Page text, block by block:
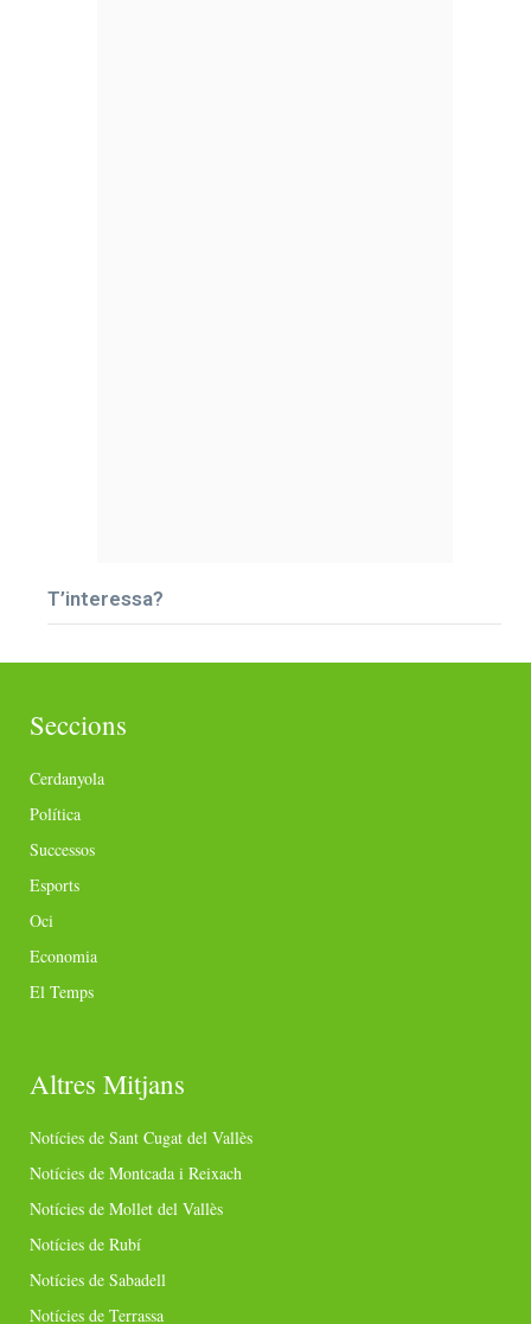
T’interessa?
Seccions
Cerdanyola
Política
Successos
Esports
Oci
Economia
El Temps
Altres Mitjans
Notícies de Sant Cugat del Vallès
Notícies de Montcada i Reixach
Notícies de Mollet del Vallès
Notícies de Rubí
Notícies de Sabadell
Notícies de Terrassa